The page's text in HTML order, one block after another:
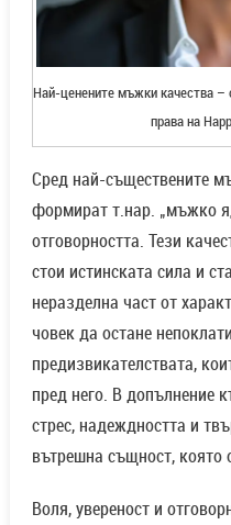
Най-ценените мъжки качества
права на
Сред най-съществените
формират т.нар. „мъжко
отговорността. Тези
стои истинската сила и
неразделна част от
човек да остане
предизвикателствата,
пред него. В допълнение
стрес, надеждността и
вътрешна същност, която
Воля, увереност и